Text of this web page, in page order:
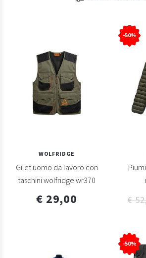
WOLFRIDGE
Gilet uomo da lavoro con
taschini wolfridge wr370
€ 29,00
-50%
€
-50%